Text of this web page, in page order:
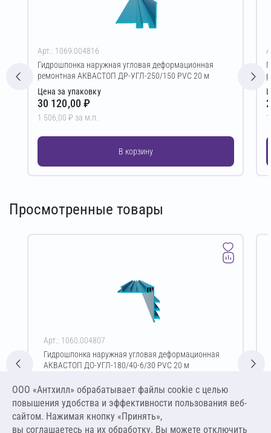
Арт.: 1069.004816
Гидрошпонка наружная угловая деформационная
ремонтная АКВАСТОП ДР-УГЛ-250/150 PVC 20 м
Цена за упаковку
30 120,00 ₽
1 506,00 ₽ за м.п.
В корзину
Просмотренные товары
Арт.: 1060.004807
Гидрошпонка наружная угловая деформационная
АКВАСТОП ДО-УГЛ-180/40-6/30 PVC 20 м
39 600,00 ₽
1 980,00 ₽ за м.п.
ООО «Антхилл» обрабатывает файлы cookie c целью
повышения удобства и эффективности пользования веб-
сайтом. Нажимая кнопку «Принять»,
вы соглашаетесь на их обработку. Вы можете отключить